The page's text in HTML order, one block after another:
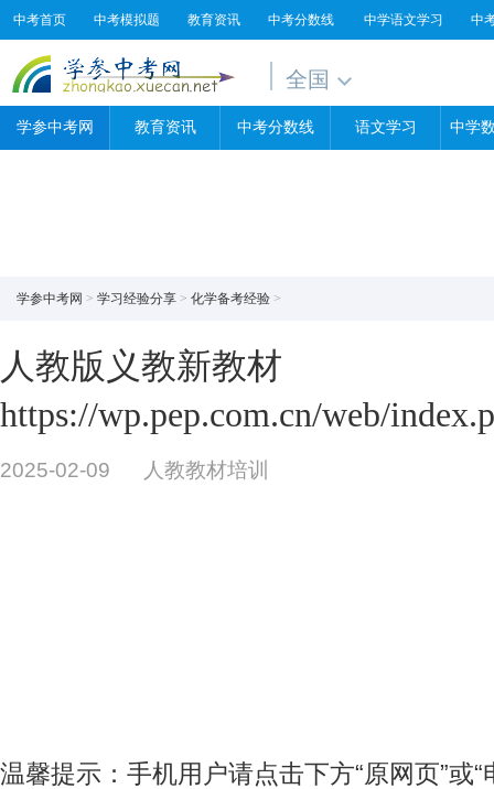
中考首页 中考模拟题 教育资讯 中考分数线 中学语文学习 中
全国
学参中考网 教育资讯 中考分数线 语文学习 中学
学参中考网 > 学习经验分享 > 化学备考经验 >
人教版义教新教材
https://wp.pep.com.cn/web/
2025-02-09 人教教材培训
温馨提示：手机用户请点击下方“原网页”或“